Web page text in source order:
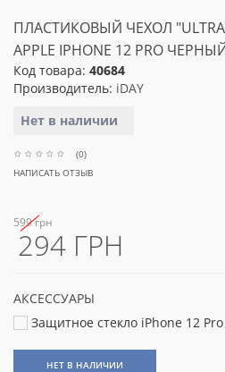
ПЛАСТИКОВЫЙ ЧЕХОЛ
APPLE IPHONE 12 PRO
Код товара: 40684
Производитель: iDAY
Нет в наличии
(0)
НАПИСАТЬ ОТЗЫВ
599 грн
294 ГРН
АКСЕССУАРЫ
Защитное стекло iPhone 12
НЕТ В НАЛИЧИИ